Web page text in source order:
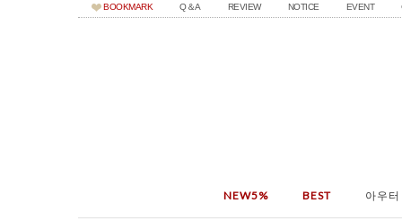
BOOKMARK Q＆A REVIEW NOTICE EVENT
NEW5% BEST 아우터